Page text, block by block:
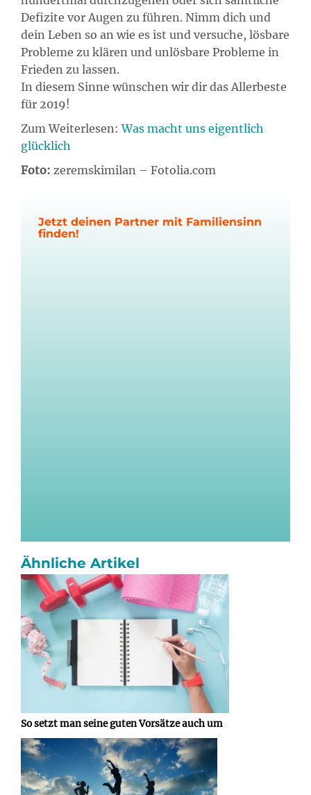
Defizite vor Augen zu führen. Nimm dich und
dein Leben so an wie es ist und versuche, lösbare
Probleme zu klären und unlösbare Probleme in
Frieden zu lassen.
In diesem Sinne wünschen wir dir das Allerbeste
für 2019!
Zum Weiterlesen:Was macht uns eigentlich
glücklich
Foto: zeremskimilan – Fotolia.com
Jetzt deinen Partner mit Familiensinn
finden!
Ähnliche Artikel
So setzt man seine guten Vorsätze auch um